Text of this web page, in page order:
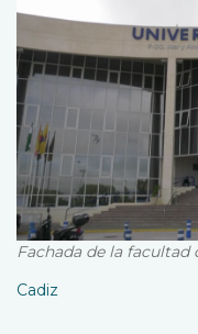
Fachada de la facultad
Cadiz